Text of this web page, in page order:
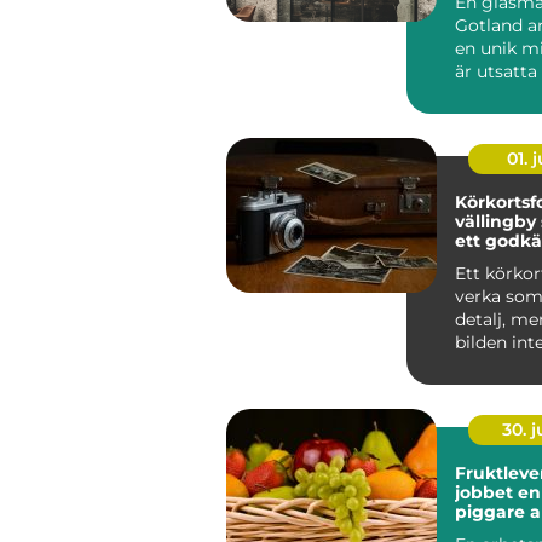
Gotland
en unik
är utsatta
01.
vällingby så får du
ett
Ett
verka
detalj,
bilden
30.
jobbet enkel väg till
piggare